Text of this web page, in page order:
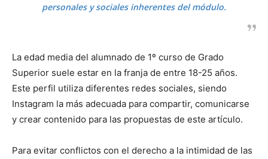
personales y sociales inherentes del módulo.
La edad media del alumnado de 1º curso de Grado
Superior suele estar en la franja de entre 18-25 años.
Este perfil utiliza diferentes redes sociales, siendo
Instagram la más adecuada para compartir, comunicarse
y crear contenido para las propuestas de este artículo.
Para evitar conflictos con el derecho a la intimidad de las